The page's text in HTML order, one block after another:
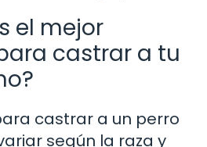
el mejor
castrar a tu
castrar a un perro
según la raza y